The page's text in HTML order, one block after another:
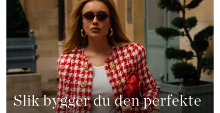
Slik bygger du den perfekte